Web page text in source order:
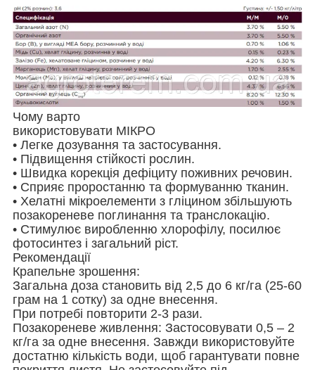
Чому варто
використовувати МІКРО
• Легке дозування та застосування.
• Підвищення стійкості рослин.
• Швидка корекція дефіциту поживних речовин.
• Сприяє проростанню та формуванню тканин.
• Хелатні мікроелементи з гліцином збільшують
позакореневе поглинання та транслокацію.
• Стимулює виробленню хлорофілу, посилює
фотосинтез і загальний ріст.
Рекомендації
Крапельне зрошення:
Загальна доза становить від 2,5 до 6 кг/га (25-60
грам на 1 сотку) за одне внесення.
При потребі повторити 2-3 рази.
Позакореневе живлення: Застосовувати 0,5 – 2
кг/га за одне внесення. Завжди використовуйте
достатню кількість води, щоб гарантувати повне